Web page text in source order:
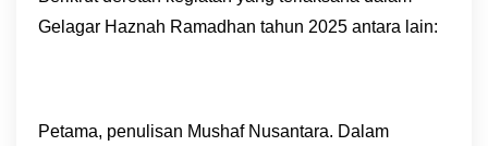
Gelagar Haznah Ramadhan tahun 2025 antara lain:
Petama, penulisan Mushaf Nusantara. Dalam